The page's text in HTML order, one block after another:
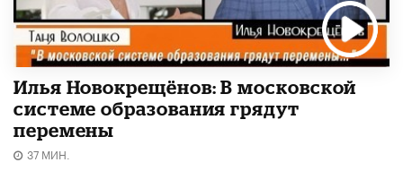
Илья Новокрещёнов: В московской
системе образования грядут
перемены
37 МИН.